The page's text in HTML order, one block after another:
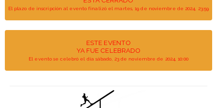
El plazo de inscripción al evento finalizó el martes, 19 de noviembre de 2024, 23:59
ESTE EVENTO
YA FUE CELEBRADO
El evento se celebró el día sábado, 23 de noviembre de 2024, 10:00